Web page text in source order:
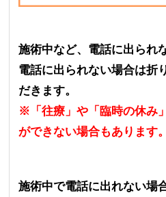
施術中など、電話に出られ
電話に出られない場合は折
だきます。
※「往療」や「臨時の休み
ができない場合もあります。
施術中で電話に出れない場